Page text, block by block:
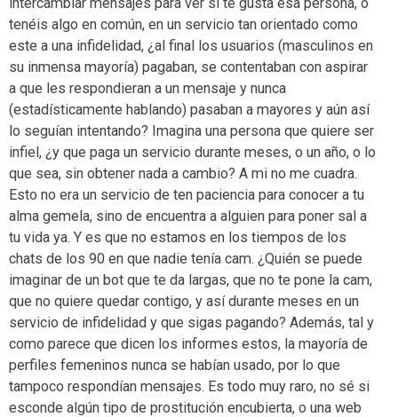
tenéis algo en común, en un servicio tan orientado como
este a una infidelidad, ¿al final los usuarios (masculinos en
su inmensa mayoría) pagaban, se contentaban con aspirar
a que les respondieran a un mensaje y nunca
(estadísticamente hablando) pasaban a mayores y aún así
lo seguían intentando? Imagina una persona que quiere ser
infiel, ¿y que paga un servicio durante meses, o un año, o lo
que sea, sin obtener nada a cambio? A mi no me cuadra.
Esto no era un servicio de ten paciencia para conocer a tu
alma gemela, sino de encuentra a alguien para poner sal a
tu vida ya. Y es que no estamos en los tiempos de los
chats de los 90 en que nadie tenía cam. ¿Quién se puede
imaginar de un bot que te da largas, que no te pone la cam,
que no quiere quedar contigo, y así durante meses en un
servicio de infidelidad y que sigas pagando? Además, tal y
como parece que dicen los informes estos, la mayoría de
perfiles femeninos nunca se habían usado, por lo que
tampoco respondían mensajes. Es todo muy raro, no sé si
esconde algún tipo de prostitución encubierta, o una web